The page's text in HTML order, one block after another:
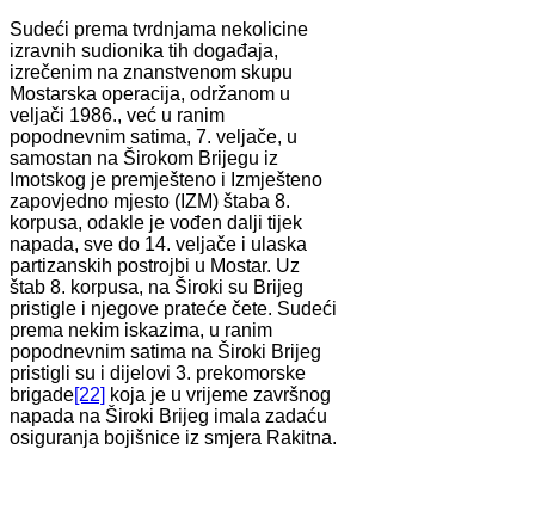
Sudeći prema tvrdnjama nekolicine
izravnih sudionika tih događaja,
izrečenim na znanstvenom skupu
Mostarska operacija, održanom u
veljači 1986., već u ranim
popodnevnim satima, 7. veljače, u
samostan na Širokom Brijegu iz
Imotskog je premješteno i Izmješteno
zapovjedno mjesto (IZM) štaba 8.
korpusa, odakle je vođen dalji tijek
napada, sve do 14. veljače i ulaska
partizanskih postrojbi u Mostar. Uz
štab 8. korpusa, na Široki su Brijeg
pristigle i njegove prateće čete. Sudeći
prema nekim iskazima, u ranim
popodnevnim satima na Široki Brijeg
pristigli su i dijelovi 3. prekomorske
brigade[22] koja je u vrijeme završnog
napada na Široki Brijeg imala zadaću
osiguranja bojišnice iz smjera Rakitna.